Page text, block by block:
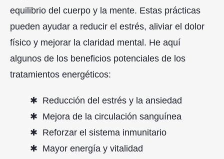
equilibrio del cuerpo y la mente. Estas prácticas
pueden ayudar a reducir el estrés, aliviar el dolor
físico y mejorar la claridad mental. He aquí
algunos de los beneficios potenciales de los
tratamientos energéticos:
Reducción del estrés y la ansiedad
Mejora de la circulación sanguínea
Reforzar el sistema inmunitario
Mayor energía y vitalidad